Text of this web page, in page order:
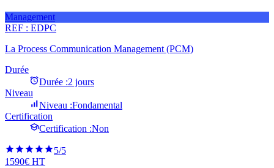
Management
REF : EDPC
La Process Communication Management (PCM)
Durée
Durée :2 jours
Niveau
Niveau :Fondamental
Certification
Certification :Non
5/5
1590€ HT